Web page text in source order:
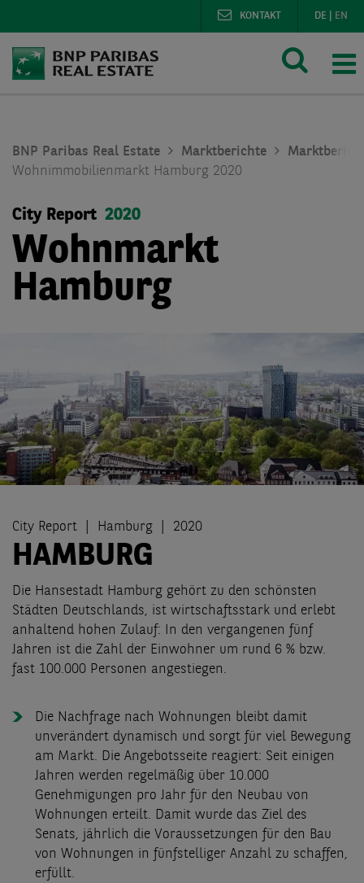
DE EN
KONTAKT
BNP Paribas Real Estate Marktberichte
Wohnimmobilienmarkt Hamburg 2020
City Report 2020
Wohnmarkt
Hamburg
City Report Hamburg 2020
HAMBURG
Die Hansestadt Hamburg gehört zu den schönsten
Städten Deutschlands, ist wirtschaftsstark und erlebt
anhaltend hohen Zulauf: In den vergangenen fünf
Jahren ist die Zahl der Einwohner um rund 6 % bzw.
fast 100.000 Personen angestiegen.
Die Nachfrage nach Wohnungen bleibt damit
unverändert dynamisch und sorgt für viel Bewegung
am Markt. Die Angebotsseite reagiert: Seit einigen
Jahren werden regelmäßig über 10.000
Genehmigungen pro Jahr für den Neubau von
Wohnungen erteilt. Damit wurde das Ziel des
Senats, jährlich die Voraussetzungen für den Bau
von Wohnungen in fünfstelliger Anzahl zu schaffen,
erfüllt.